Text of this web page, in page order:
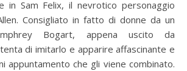
in Sam Felix, il nevrotico personaggio
Consigliato in fatto di donne da un
Bogart, appena uscito da
tenta di imitarlo e apparire affascinante e
appuntamento che gli viene combinato.